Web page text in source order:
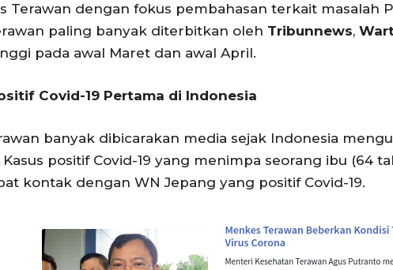
Terawan dengan fokus pembahasan terkait masalah
paling banyak diterbitkan oleh Tribunnews,
pada awal Maret dan awal April.
Covid-19 Pertama di Indonesia
banyak dibicarakan media sejak Indonesia
positif Covid-19 yang menimpa seorang ibu (64
kontak dengan WN Jepang yang positif Covid-19.